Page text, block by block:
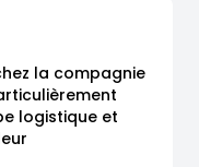
la compagnie
logistique et